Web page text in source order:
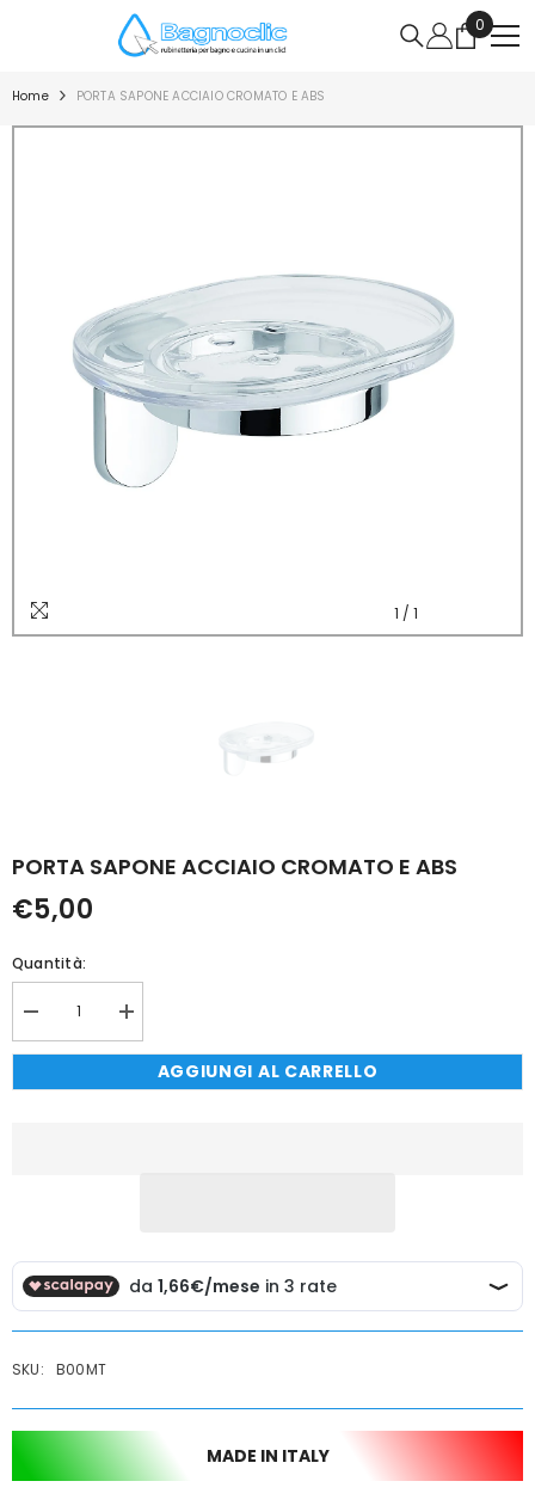
0
0
articoli
Home PORTA SAPONE ACCIAIO CROMATO E ABS
1 / 1
PORTA SAPONE ACCIAIO CROMATO E ABS
€5,00
Quantità:
Diminuisci
quantità
per
SAPONE
Aumenta
quantità
per
PORTA
SAPONE
AGGIUNGI AL CARRELLO
SKU: B00MT
MADE IN ITALY